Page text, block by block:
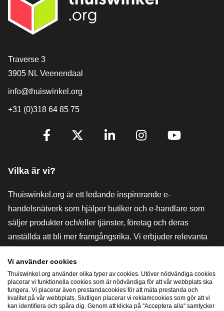
[_General:Contact]
Traverse 3
3905 NL Veenendaal
info@thuiswinkel.org
+31 (0)318 64 85 75
[_General:SocialMediaTitle]
Vilka är vi?
Thuiswinkel.org är ett ledande inspirerande e-
handelsnätverk som hjälper butiker och e-handlare som
säljer produkter och/eller tjänster, företag och deras
anställda att bli mer framgångsrika. Vi erbjuder relevanta
Thuiswinkel-recensioner, rättsliga medel och rådgivning,
stöd, marknadsundersökningar och vi har en egen
utbildningsplattform, Thuiswinkel e-Academy.
Vi använder cookies
Thuiswinkel.org använder olika typer av cookies. Utöver nödvändiga cookies
placerar vi funktionella cookies som är nödvändiga för att vår webbplats ska
fungera. Vi placerar även prestandacookies för att mäta prestanda och
kvalitet på vår webbplats. Slutligen placerar vi reklamcookies som gör att vi
kan identifiera och spåra dig. Genom att klicka på "Acceptera alla" samtycker